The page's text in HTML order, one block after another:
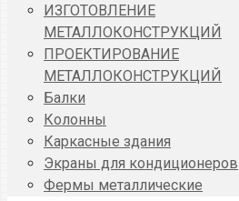
ИЗГОТОВЛЕНИЕ
МЕТАЛЛОКОНСТРУКЦИЙ
ПРОЕКТИРОВАНИЕ
МЕТАЛЛОКОНСТРУКЦИЙ
Балки
Колонны
Каркасные здания
Экраны для кондиционеров
Фермы металлические